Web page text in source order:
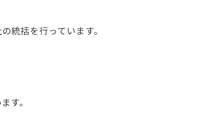
統括を行っています。
す。